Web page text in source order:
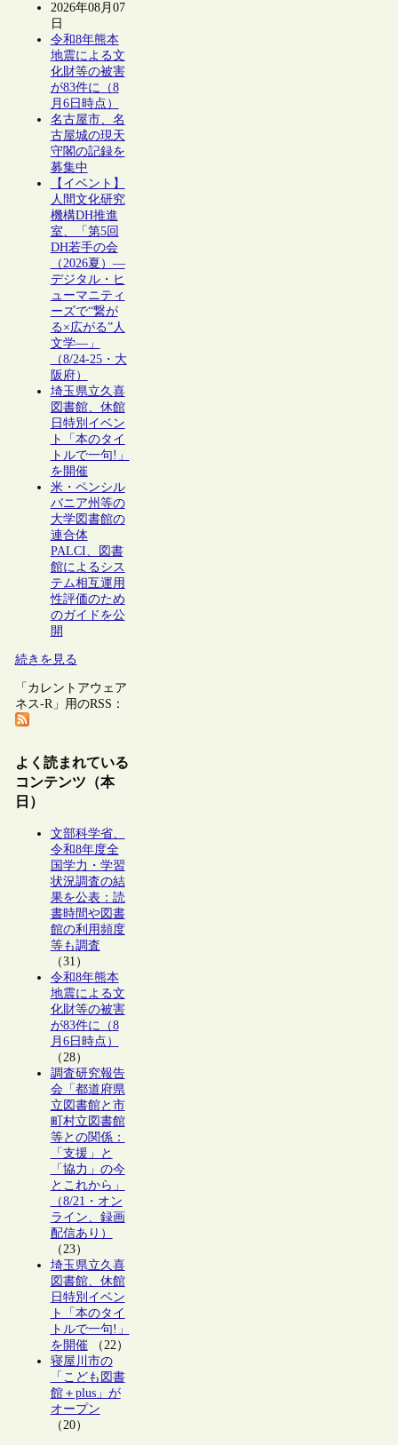
2026年08月07
日
令和8年熊本
地震による文
化財等の被害
が83件に（8
月6日時点）
名古屋市、名
古屋城の現天
守閣の記録を
募集中
【イベント】
人間文化研究
機構DH推進
室、「第5回
DH若手の会
（2026夏）―
デジタル・ヒ
ューマニティ
ーズで“繋が
る×広がる”人
文学―」
（8/24-25・大
阪府）
埼玉県立久喜
図書館、休館
日特別イベン
ト「本のタイ
トルで一句!」
を開催
米・ペンシル
バニア州等の
大学図書館の
連合体
PALCI、図書
館によるシス
テム相互運用
性評価のため
のガイドを公
開
続きを見る
「カレントアウェア
ネス-R」用のRSS：
よく読まれている
コンテンツ（本
日）
文部科学省、
令和8年度全
国学力・学習
状況調査の結
果を公表：読
書時間や図書
館の利用頻度
等も調査
（31）
令和8年熊本
地震による文
化財等の被害
が83件に（8
月6日時点）
（28）
調査研究報告
会「都道府県
立図書館と市
町村立図書館
等との関係：
「支援」と
「協力」の今
とこれから」
（8/21・オン
ライン、録画
配信あり）
（23）
埼玉県立久喜
図書館、休館
日特別イベン
ト「本のタイ
トルで一句!」
を開催（22）
寝屋川市の
「こども図書
館＋plus」が
オープン
（20）